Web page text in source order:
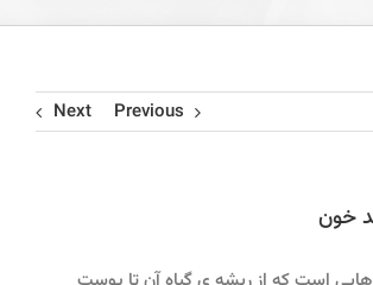
Previous
Next
خون